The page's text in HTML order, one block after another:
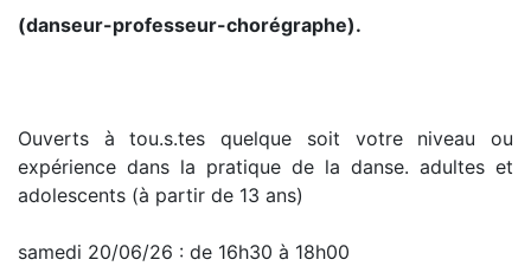
(danseur-professeur-chorégraphe).
Ouverts à tou.s.tes quelque soit votre niveau ou
expérience dans la pratique de la danse. adultes et
adolescents (à partir de 13 ans)
samedi 20/06/26 : de 16h30 à 18h00